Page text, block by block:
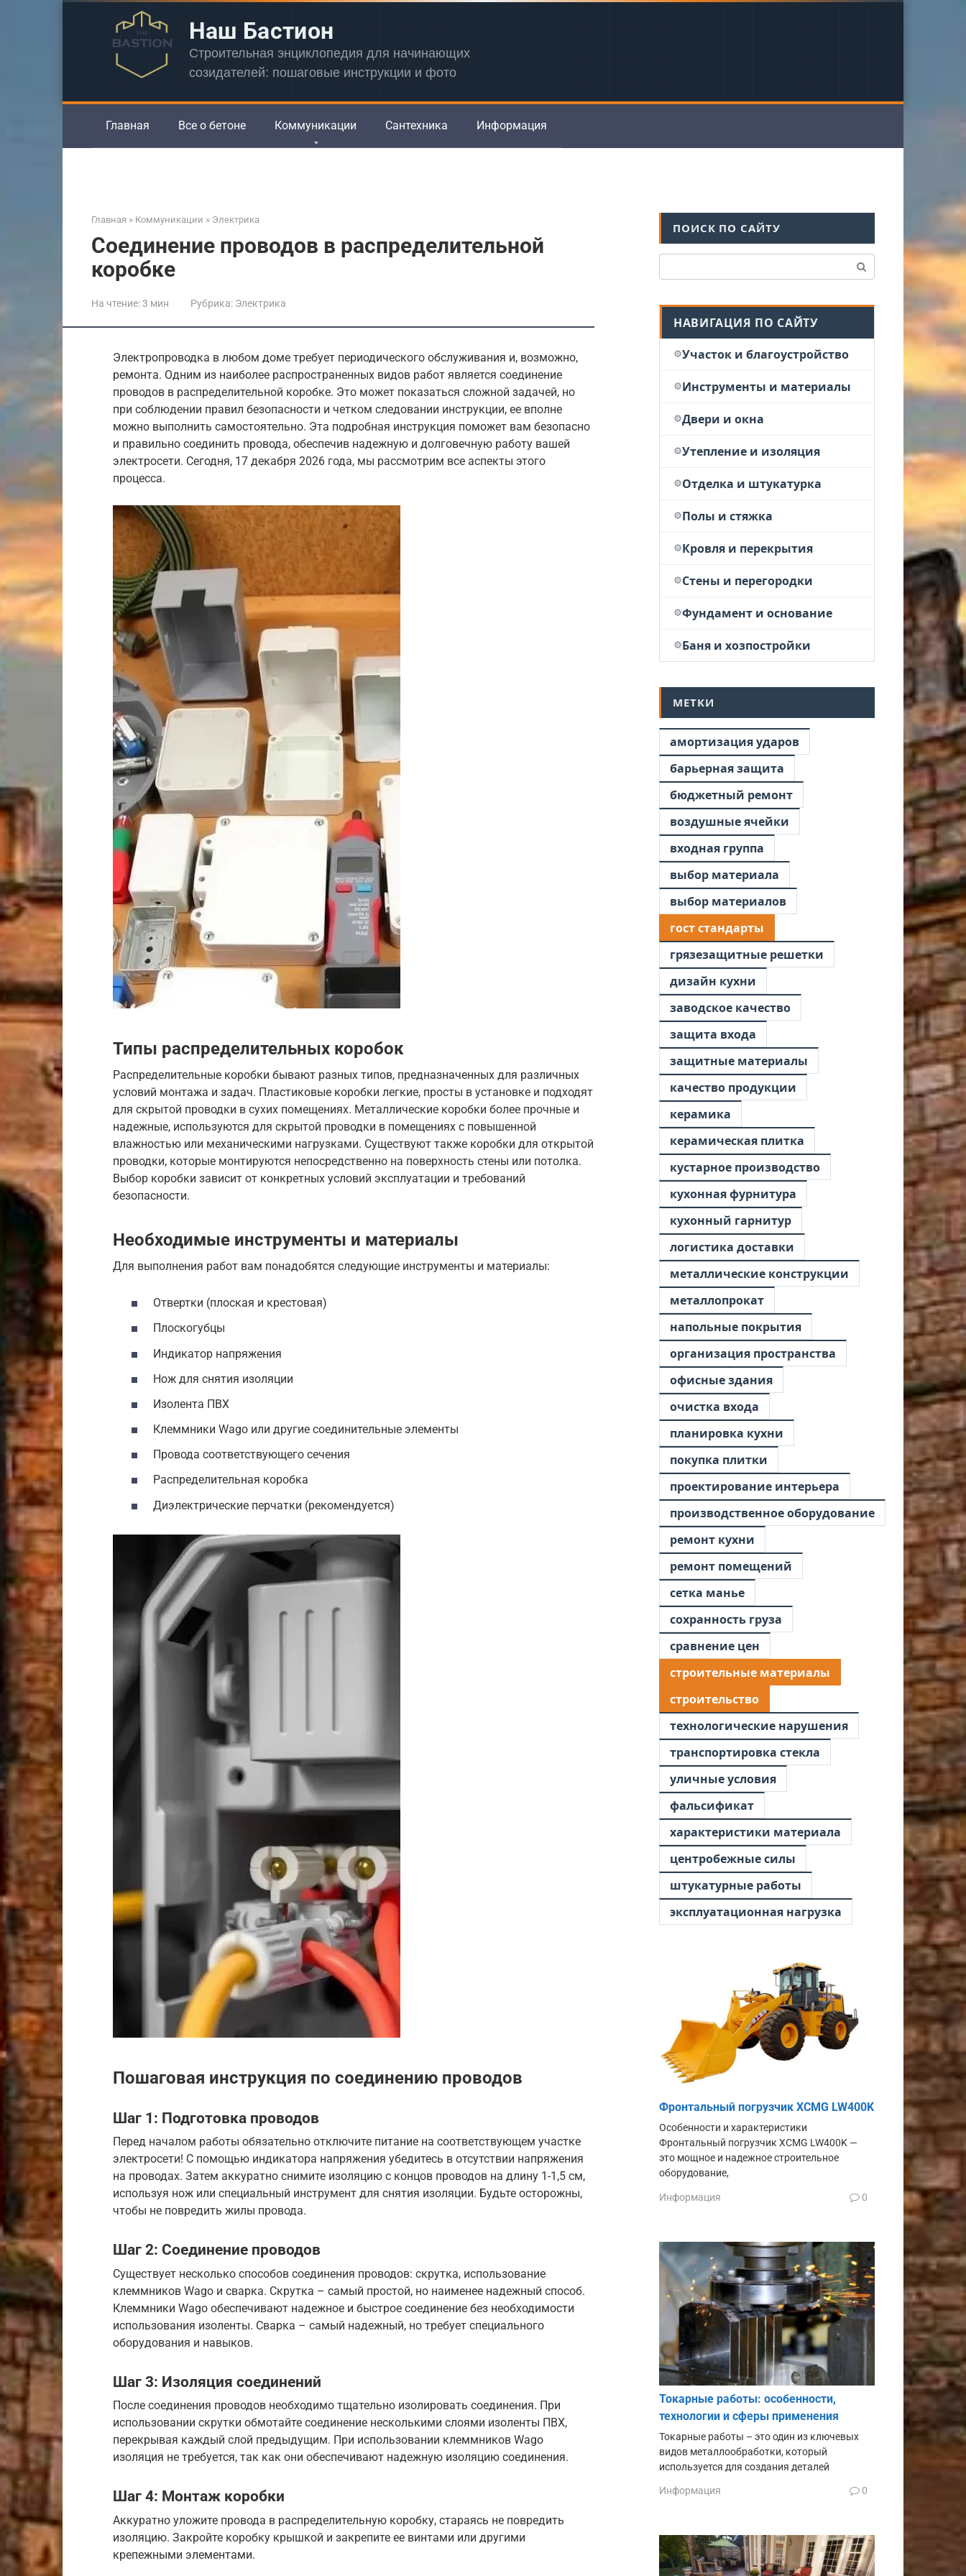
Наш Бастион
Строительная энциклопедия для начинающих
созидателей: пошаговые инструкции и фото
Главная Все о бетоне Коммуникации Сантехника Информация
Главная » Коммуникации » Электрика
Соединение проводов в распределительной
коробке
На чтение:3 мин Рубрика: Электрика
Электропроводка в любом доме требует периодического обслуживания и, возможно,
ремонта. Одним из наиболее распространенных видов работ является соединение
проводов в распределительной коробке. Это может показаться сложной задачей, но
при соблюдении правил безопасности и четком следовании инструкции, ее вполне
можно выполнить самостоятельно. Эта подробная инструкция поможет вам безопасно
и правильно соединить провода, обеспечив надежную и долговечную работу вашей
электросети. Сегодня, 17 декабря 2026 года, мы рассмотрим все аспекты этого
процесса.
Типы распределительных коробок
Распределительные коробки бывают разных типов, предназначенных для различных
условий монтажа и задач. Пластиковые коробки легкие, просты в установке и подходят
для скрытой проводки в сухих помещениях. Металлические коробки более прочные и
надежные, используются для скрытой проводки в помещениях с повышенной
влажностью или механическими нагрузками. Существуют также коробки для открытой
проводки, которые монтируются непосредственно на поверхность стены или потолка.
Выбор коробки зависит от конкретных условий эксплуатации и требований
безопасности.
Необходимые инструменты и материалы
Для выполнения работ вам понадобятся следующие инструменты и материалы:
Отвертки (плоская и крестовая)
Плоскогубцы
Индикатор напряжения
Нож для снятия изоляции
Изолента ПВХ
Клеммники Wago или другие соединительные элементы
Провода соответствующего сечения
Распределительная коробка
Диэлектрические перчатки (рекомендуется)
Пошаговая инструкция по соединению проводов
Шаг 1: Подготовка проводов
Перед началом работы обязательно отключите питание на соответствующем участке
электросети! С помощью индикатора напряжения убедитесь в отсутствии напряжения
на проводах. Затем аккуратно снимите изоляцию с концов проводов на длину 1-1,5 см,
используя нож или специальный инструмент для снятия изоляции. Будьте осторожны,
чтобы не повредить жилы провода.
Шаг 2: Соединение проводов
Существует несколько способов соединения проводов: скрутка, использование
клеммников Wago и сварка. Скрутка – самый простой, но наименее надежный способ.
Клеммники Wago обеспечивают надежное и быстрое соединение без необходимости
использования изоленты. Сварка – самый надежный, но требует специального
оборудования и навыков.
Шаг 3: Изоляция соединений
После соединения проводов необходимо тщательно изолировать соединения. При
использовании скрутки обмотайте соединение несколькими слоями изоленты ПВХ,
перекрывая каждый слой предыдущим. При использовании клеммников Wago
изоляция не требуется, так как они обеспечивают надежную изоляцию соединения.
Шаг 4: Монтаж коробки
Аккуратно уложите провода в распределительную коробку, стараясь не повредить
изоляцию. Закройте коробку крышкой и закрепите ее винтами или другими
крепежными элементами.
ПОИСК ПО САЙТУ
НАВИГАЦИЯ ПО САЙТУ
Участок и благоустройство
Инструменты и материалы
Двери и окна
Утепление и изоляция
Отделка и штукатурка
Полы и стяжка
Кровля и перекрытия
Стены и перегородки
Фундамент и основание
Баня и хозпостройки
МЕТКИ
амортизация ударов
барьерная защита
бюджетный ремонт
воздушные ячейки
входная группа
выбор материала
выбор материалов
гост стандарты
грязезащитные решетки
дизайн кухни
заводское качество
защита входа
защитные материалы
качество продукции
керамика
керамическая плитка
кустарное производство
кухонная фурнитура
кухонный гарнитур
логистика доставки
металлические конструкции
металлопрокат
напольные покрытия
организация пространства
офисные здания
очистка входа
планировка кухни
покупка плитки
проектирование интерьера
производственное оборудование
ремонт кухни
ремонт помещений
сетка манье
сохранность груза
сравнение цен
строительные материалы
строительство
технологические нарушения
транспортировка стекла
уличные условия
фальсификат
характеристики материала
центробежные силы
штукатурные работы
эксплуатационная нагрузка
Фронтальный погрузчик XCMG LW400K
Особенности и характеристики
Фронтальный погрузчик XCMG LW400K —
это мощное и надежное строительное
оборудование,
Информация 0
Токарные работы: особенности,
технологии и сферы применения
Токарные работы – это один из ключевых
видов металлообработки, который
используется для создания деталей
Информация 0